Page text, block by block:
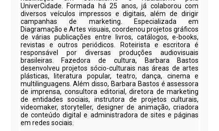
UniverCidade. Formada há 25 anos, já colaborou com
diversos veículos impressos e digitais, além de dirigir
campanhas de marketing. Especializada em
Diagramação e Artes visuais, coordenou projetos gráficos
de várias publicações entre livros, catálogos, e-books,
revistas e outros periódicos. Roteirista e escritora é
responsável por diversas produções audiovisuais
brasileiras. Fazedora de cultura, Barbara Bastos
desenvolveu projetos sócio-culturais nas áreas de artes
plásticas, literatura popular, teatro, dança, cinema e
multilinguagens. Além disso, Barbara Bastos é assessora
de imprensa, consultora editorial, diretora de marketing
de entidades sociais, instrutora de projetos culturais,
videomaker, storyteller, designer de animação, criadora
de conteúdo digital e administradora de sites e páginas
em redes sociais.